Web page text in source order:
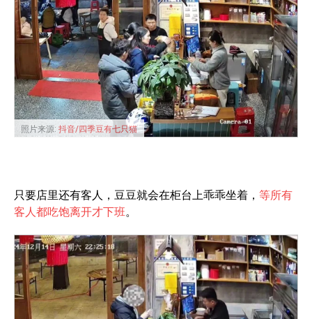
照片来源: 抖音/四季豆有七只猫
只要店里还有客人，豆豆就会在柜台上乖乖坐着， 等所有
客人都吃饱离开才下班。